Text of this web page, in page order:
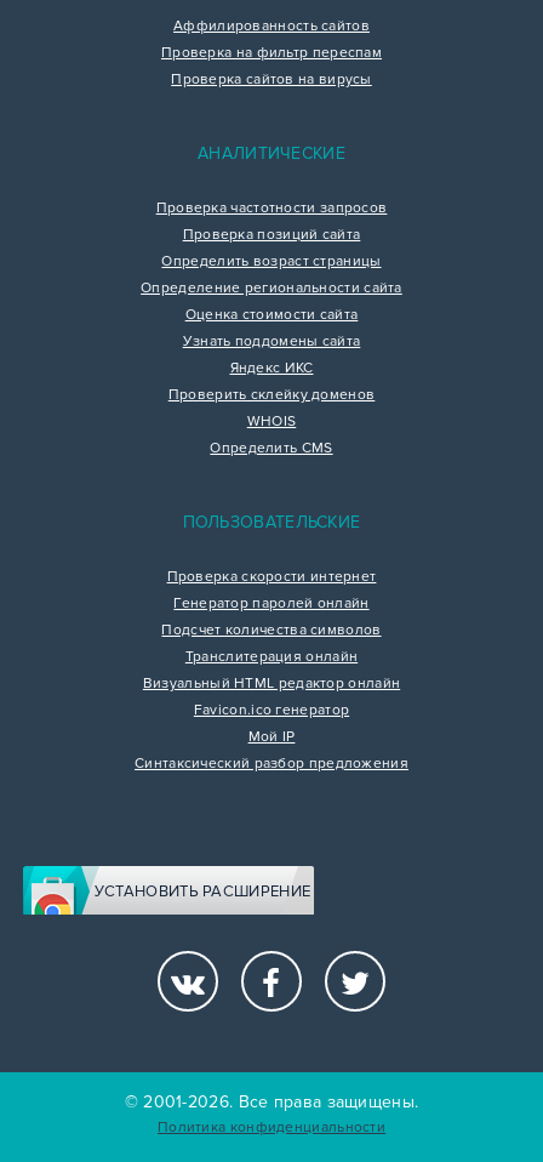
Аффилированность сайтов
Проверка на фильтр переспам
Проверка сайтов на вирусы
АНАЛИТИЧЕСКИЕ
Проверка частотности запросов
Проверка позиций сайта
Определить возраст страницы
Определение региональности сайта
Оценка стоимости сайта
Узнать поддомены сайта
Яндекс ИКС
Проверить склейку доменов
WHOIS
Определить CMS
ПОЛЬЗОВАТЕЛЬСКИЕ
Проверка скорости интернет
Генератор паролей онлайн
Подсчет количества символов
Транслитерация онлайн
Визуальный HTML редактор онлайн
Favicon.ico генератор
Мой IP
Синтаксический разбор предложения
УСТАНОВИТЬ РАСШИРЕНИЕ
© 2001-2026. Все права защищены.
Политика конфиденциальности